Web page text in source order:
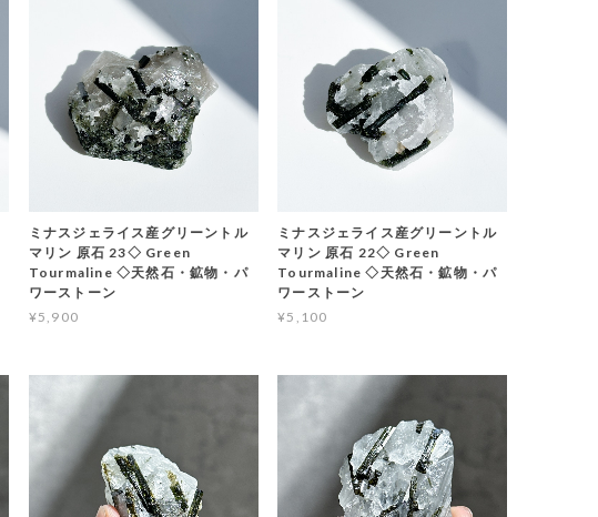
ミナスジェライス産グリーントル
マリン 原石 23◇ Green
Tourmaline ◇天然石・鉱物・パ
ワーストーン
¥5,900
ミナスジェライス産グリーントル
マリン 原石 22◇ Green
Tourmaline ◇天然石・鉱物・パ
ワーストーン
¥5,100